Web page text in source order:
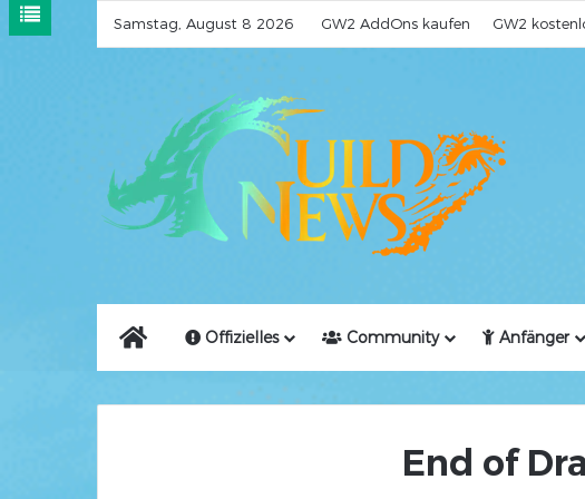
Samstag, August 8 2026 GW2 AddOns kaufen GW2
Home Offizielles Community Anfänger
End of